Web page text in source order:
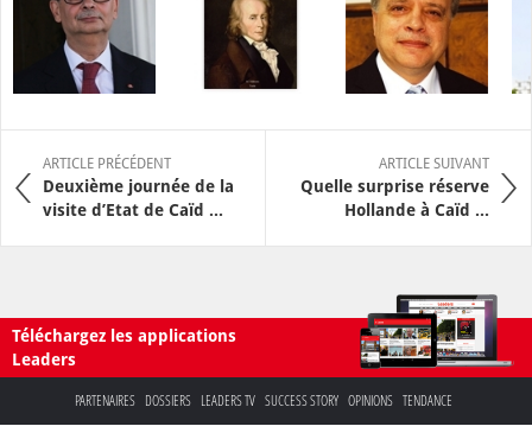
ARTICLE PRÉCÉDENT
Deuxième journée de la
visite d’Etat de Caïd ...
ARTICLE SUIVANT
Quelle surprise réserve
Hollande à Caïd ...
Téléchargez les applications
Leaders
PARTENAIRES DOSSIERS LEADERS TV SUCCESS STORY OPINIONS TENDANCE